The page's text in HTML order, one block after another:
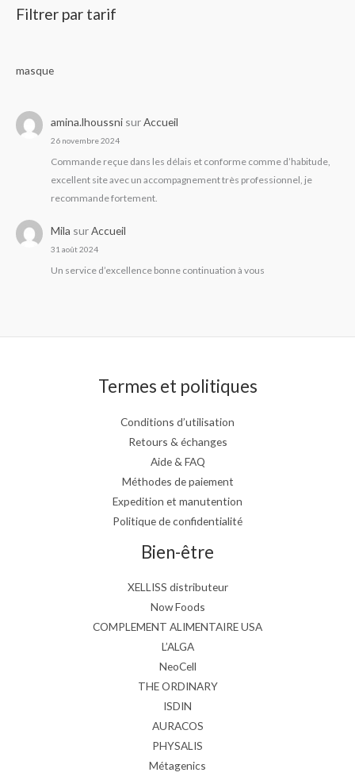
Filtrer par tarif
masque
amina.lhoussni surAccueil
26 novembre 2024
Commande reçue dans les délais et conforme comme d’habitude,
excellent site avec un accompagnement très professionnel, je
recommande fortement.
Mila surAccueil
31 août 2024
Un service d’excellence bonne continuation à vous
Termes et politiques
Conditions d’utilisation
Retours & échanges
Aide & FAQ
Méthodes de paiement
Expedition et manutention
Politique de confidentialité
Bien-être
XELLISS distributeur
Now Foods
COMPLEMENT ALIMENTAIRE USA
L’ALGA
NeoCell
THE ORDINARY
ISDIN
AURACOS
PHYSALIS
Métagenics